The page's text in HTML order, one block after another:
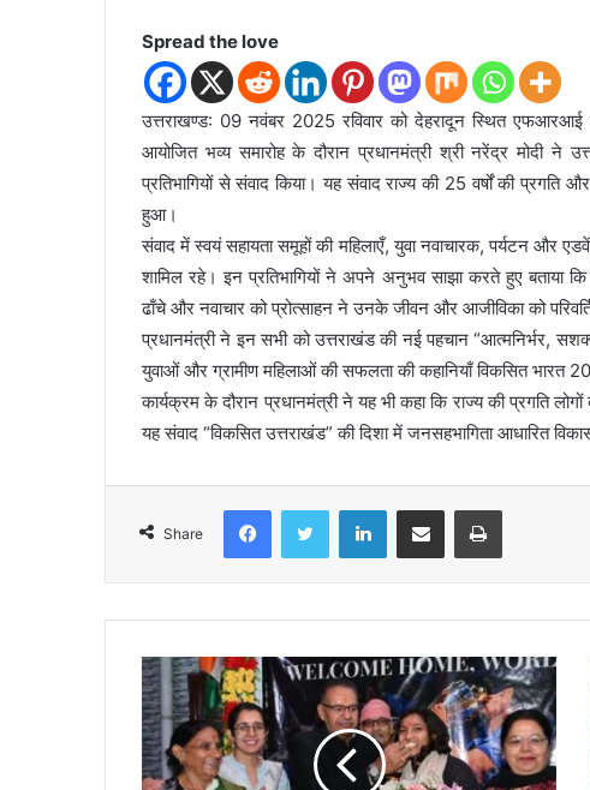
Spread the love
उत्तराखण्ड: 09 नवंबर 2025 रविवार को देहरादून स्थित
आयोजित भव्य समारोह के दौरान प्रधानमंत्री श्री नरेंद्र मोदी ने
प्रतिभागियों से संवाद किया। यह संवाद राज्य की 25 वर्षों की
हुआ।
संवाद में स्वयं सहायता समूहों की महिलाएँ, युवा नवाचारक, पर्यटन और
शामिल रहे। इन प्रतिभागियों ने अपने अनुभव साझा करते हुए बताया
ढाँचे और नवाचार को प्रोत्साहन ने उनके जीवन और आजीविका को
प्रधानमंत्री ने इन सभी को उत्तराखंड की नई पहचान “आत्मनिर्भर,
युवाओं और ग्रामीण महिलाओं की सफलता की कहानियाँ विकसित भारत
कार्यक्रम के दौरान प्रधानमंत्री ने यह भी कहा कि राज्य की प्रगति
यह संवाद “विकसित उत्तराखंड” की दिशा में जनसहभागिता आधारित
Share